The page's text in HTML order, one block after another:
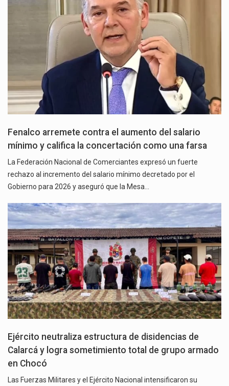
Fenalco arremete contra el aumento del salario
mínimo y califica la concertación como una farsa
La Federación Nacional de Comerciantes expresó un fuerte
rechazo al incremento del salario mínimo decretado por el
Gobierno para 2026 y aseguró que la Mesa…
Ejército neutraliza estructura de disidencias de
Calarcá y logra sometimiento total de grupo armado
en Chocó
Las Fuerzas Militares y el Ejército Nacional intensificaron su